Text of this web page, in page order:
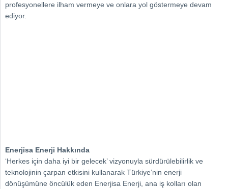
profesyonellere ilham vermeye ve onlara yol göstermeye devam
ediyor.
Enerjisa Enerji Hakkında
‘Herkes için daha iyi bir gelecek’ vizyonuyla sürdürülebilirlik ve
teknolojinin çarpan etkisini kullanarak Türkiye’nin enerji
dönüşümüne öncülük eden Enerjisa Enerji, ana iş kolları olan